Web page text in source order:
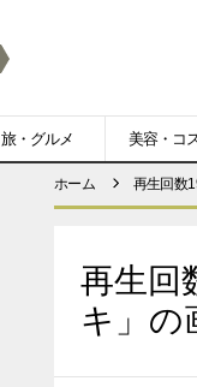
旅・グルメ 美容・コ
ホーム 再生回数
再生回
キ」の